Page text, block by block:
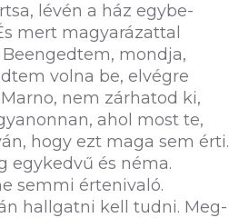
lévén a ház egybe-
mert magyarázattal
mondja,
volna be, elvégre
nem zárhatod ki,
ahol most te,
hogy ezt maga sem érti.
egykedvű és néma.
semmi értenivaló.
hallgatni kell tudni. Meg-